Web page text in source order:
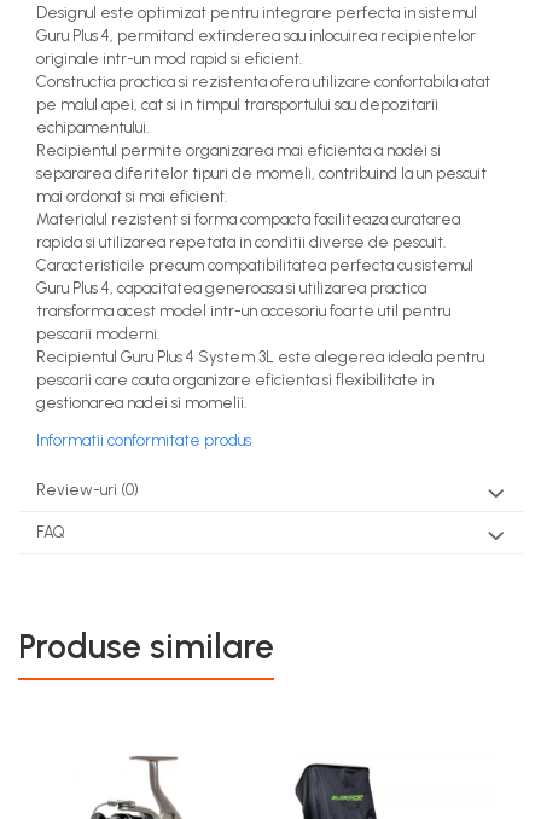
Designul este optimizat pentru integrare perfecta in sistemul
Guru Plus 4, permitand extinderea sau inlocuirea recipientelor
originale intr-un mod rapid si eficient.
Constructia practica si rezistenta ofera utilizare confortabila atat
pe malul apei, cat si in timpul transportului sau depozitarii
echipamentului.
Recipientul permite organizarea mai eficienta a nadei si
separarea diferitelor tipuri de momeli, contribuind la un pescuit
mai ordonat si mai eficient.
Materialul rezistent si forma compacta faciliteaza curatarea
rapida si utilizarea repetata in conditii diverse de pescuit.
Caracteristicile precum compatibilitatea perfecta cu sistemul
Guru Plus 4, capacitatea generoasa si utilizarea practica
transforma acest model intr-un accesoriu foarte util pentru
pescarii moderni.
Recipientul Guru Plus 4 System 3L este alegerea ideala pentru
pescarii care cauta organizare eficienta si flexibilitate in
gestionarea nadei si momelii.
Informatii conformitate produs
Review-uri (0)
FAQ
Produse similare